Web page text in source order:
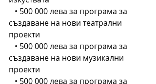
• 500 000 лева за програма за
създаване на нови театрални
проекти
• 500 000 лева за програма за
създаване на нови музикални
проекти
• 500 000 лева за програма за